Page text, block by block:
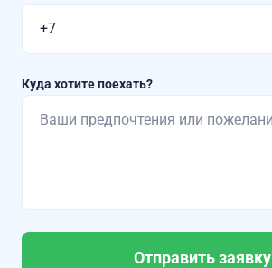
Куда хотите поехать?
Отправить заявку